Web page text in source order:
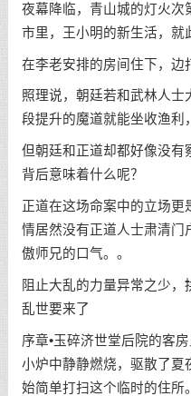
夜幕降临，青山城的灯火次
市里，王小明的新生活，就
在李老安排的房间住下，边
照理说，朝廷若和武林人士
段提升的魔道就能坐收渔利
但朝廷和正道却都好像没有
背后意味着什么呢？
正道在这场命案中的立场
情居然没有正道人士肃清门
傲师兄的口气。。
阻止大乱的力量异常之少
乱世要来了
序章•玉碎济世堂后院的客
小炉中静静燃烧，驱散了夏
始简单打扫这个临时的住所。